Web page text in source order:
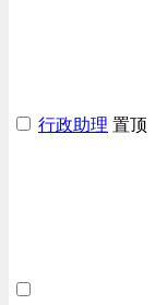
行政助理 置顶